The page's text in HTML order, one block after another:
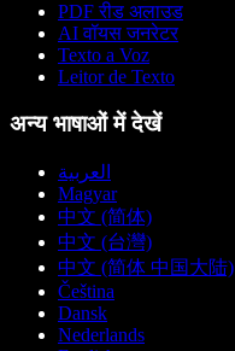
PDF रीड अलाउड
AI वॉयस जनरेटर
Texto a Voz
Leitor de Texto
अन्य भाषाओं में देखें
العربية
Magyar
中文 (简体)
中文 (台灣)
中文 (简体 中国大陆)
Čeština
Dansk
Nederlands